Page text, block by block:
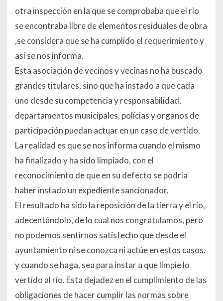
otra inspección en la que se comprobaba que el río
se encontraba libre de elementos residuales de obra
,se considera que se ha cumplido el requerimiento y
así se nos informa.
Esta asociación de vecinos y vecinas no ha buscado
grandes titulares, sino que ha instado a que cada
uno desde su competencia y responsabilidad,
departamentos municipales, polícias y organos de
participación puedan actuar en un caso de vertido.
La realidad es que se nos informa cuando el mismo
ha finalizado y ha sido limpiado, con el
reconocimiento de que en su defecto se podría
haber instado un expediente sancionador.
El resultado ha sido la reposición de la tierra y el río,
adecentándolo, de lo cual nos congratulamos, pero
no podemos sentirnos satisfecho que desde el
ayuntamiento ni se conozca ni actúe en estos casos,
y cuando se haga, sea para instar a que limpie lo
vertido al río. Esta dejadez en el cumplimiento de las
obligaciones de hacer cumplir las normas sobre